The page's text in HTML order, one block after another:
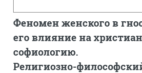
Феномен женского в
его влияние на
софиологию.
Религиозно-